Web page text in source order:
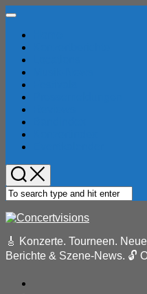
Skip
content
Expand
🎸 Konzerte. Tourneen.
Berichte & Szene-News. 🔓